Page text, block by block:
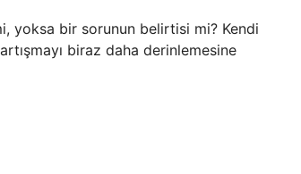
yoksa bir sorunun belirtisi mi? Kendi
biraz daha derinlemesine